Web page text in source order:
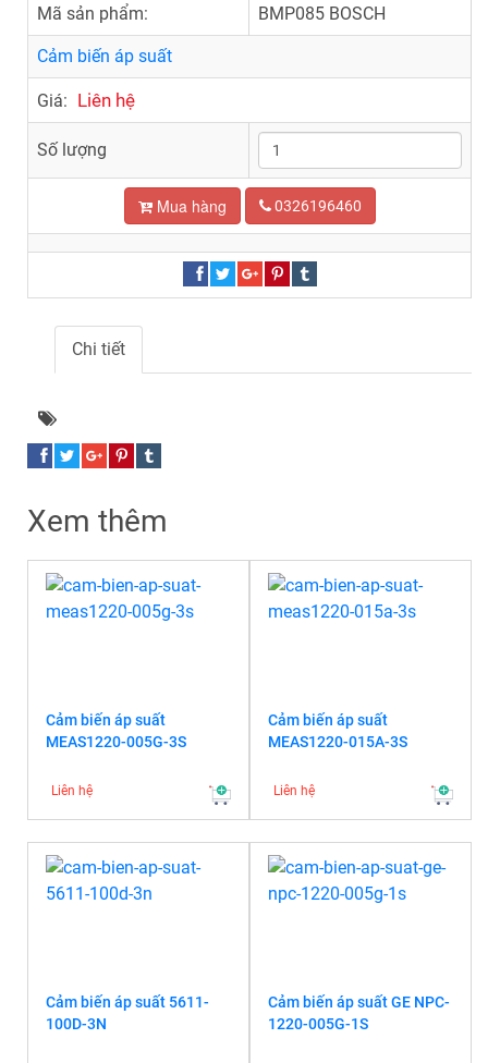
Mã sản phẩm: BMP085 BOSCH
Cảm biến áp suất
Giá: Liên hệ
Số lượng
Mua hàng 0326196460
Chi tiết
Xem thêm
Cảm biến áp suất
MEAS1220-005G-3S
Liên hệ
Cảm biến áp suất
MEAS1220-015A-3S
Liên hệ
Cảm biến áp suất 5611-
100D-3N
Cảm biến áp suất GE NPC-
1220-005G-1S